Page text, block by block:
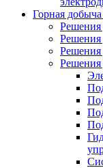
Горная
Решения
Решения
Решения
Решения